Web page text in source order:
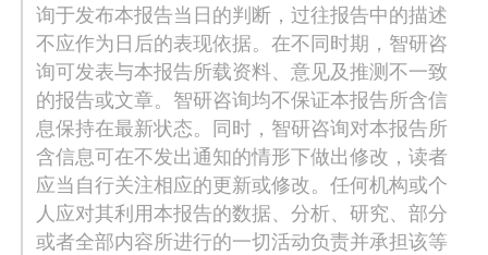
询于发布本报告当日的判断，过往报告中的描述
不应作为日后的表现依据。在不同时期，智研咨
询可发表与本报告所载资料、意见及推测不一致
的报告或文章。智研咨询均不保证本报告所含信
息保持在最新状态。同时，智研咨询对本报告所
含信息可在不发出通知的情形下做出修改，读者
应当自行关注相应的更新或修改。任何机构或个
人应对其利用本报告的数据、分析、研究、部分
或者全部内容所进行的一切活动负责并承担该等